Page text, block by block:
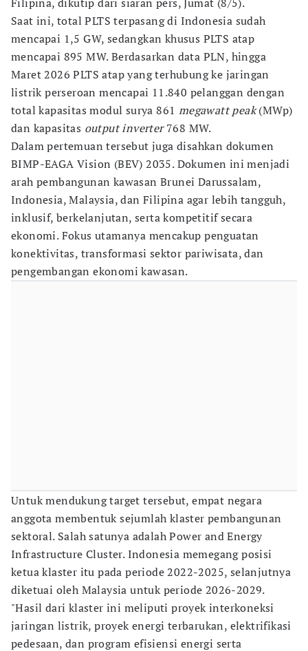
Saat ini, total PLTS terpasang di Indonesia sudah
mencapai 1,5 GW, sedangkan khusus PLTS atap
mencapai 895 MW. Berdasarkan data PLN, hingga
Maret 2026 PLTS atap yang terhubung ke jaringan
listrik perseroan mencapai 11.840 pelanggan dengan
total kapasitas modul surya 861 megawatt peak(MWp)
dan kapasitas output inverter768 MW.
Dalam pertemuan tersebut juga disahkan dokumen
BIMP-EAGA Vision (BEV) 2035. Dokumen ini menjadi
arah pembangunan kawasan Brunei Darussalam,
Indonesia, Malaysia, dan Filipina agar lebih tangguh,
inklusif, berkelanjutan, serta kompetitif secara
ekonomi. Fokus utamanya mencakup penguatan
konektivitas, transformasi sektor pariwisata, dan
pengembangan ekonomi kawasan.
Untuk mendukung target tersebut, empat negara
anggota membentuk sejumlah klaster pembangunan
sektoral. Salah satunya adalah Power and Energy
Infrastructure Cluster. Indonesia memegang posisi
ketua klaster itu pada periode 2022-2025, selanjutnya
diketuai oleh Malaysia untuk periode 2026-2029.
"Hasil dari klaster ini meliputi proyek interkoneksi
jaringan listrik, proyek energi terbarukan, elektrifikasi
pedesaan, dan program efisiensi energi serta